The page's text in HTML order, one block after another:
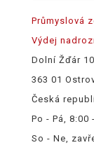
Průmyslová
Výdej
Dolní Žďár
363 01
Česká
Po - Pá, 8:00
So - Ne,